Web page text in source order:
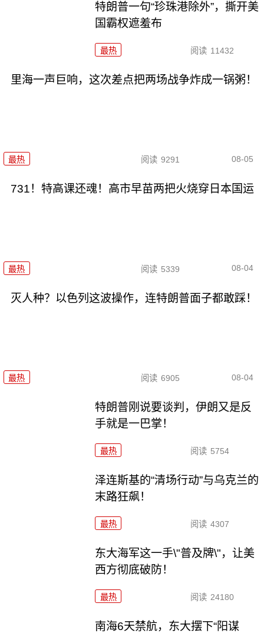
特朗普一句“珍珠港除外”，撕开美
国霸权遮羞布
最热 阅读 11432
里海一声巨响，这次差点把两场战争炸成一锅粥！
最热 阅读 9291 08-05
731！特高课还魂！高市早苗两把火烧穿日本国运
最热 阅读 5339 08-04
灭人种？以色列这波操作，连特朗普面子都敢踩！
最热 阅读 6905 08-04
特朗普刚说要谈判，伊朗又是反
手就是一巴掌！
最热 阅读 5754
泽连斯基的“清场行动”与乌克兰的
末路狂飙！
最热 阅读 4307
东大海军这一手\"普及牌\"，让美
西方彻底破防！
最热 阅读 24180
南海6天禁航，东大摆下“阳谋